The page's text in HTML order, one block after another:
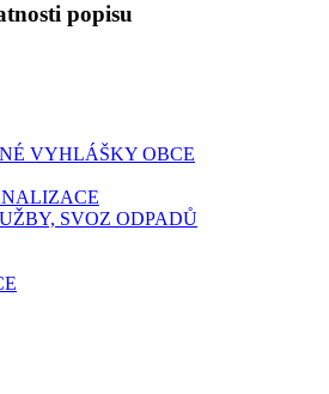
popisu
VYHLÁŠKY OBCE
SVOZ ODPADŮ